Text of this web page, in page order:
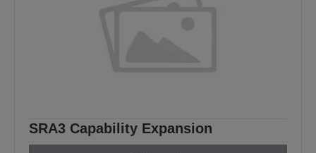
SRA3 Capability Expansion